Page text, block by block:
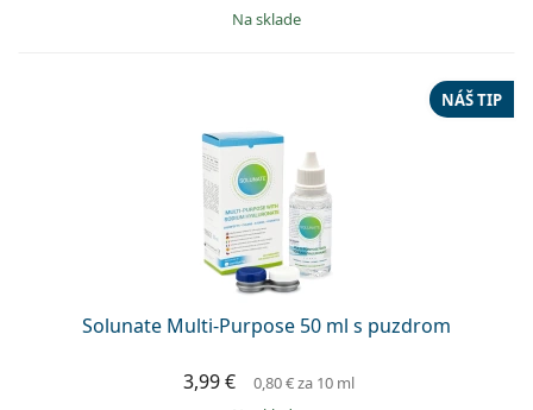
na sklade
Solunate Multi-Purpose 50 ml s puzdrom
NÁŠ TIP
3,99 € 0,80 €za 10 ml